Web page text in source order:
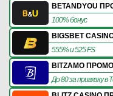
BETANDYOU
100% бонус
BIGSBET
555% и 525 FS
BITZAMO
До 80 за привязку в